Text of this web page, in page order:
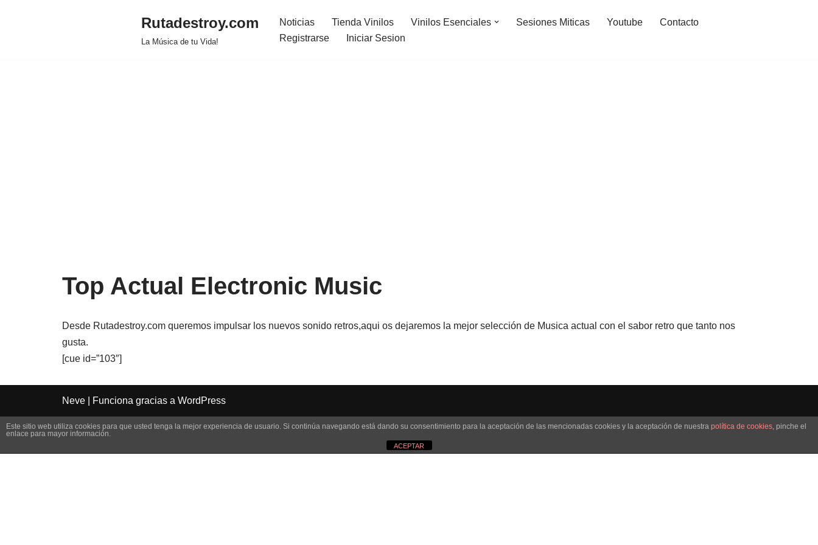
Rutadestroy.com
La Música de tu Vida!
Noticias Tienda Vinilos Vinilos Esenciales Sesiones Miticas Youtube
Contacto
Registrarse
Iniciar Sesion
Top Actual Electronic Music
Desde Rutadestroy.com queremos impulsar los nuevos sonido retros,aqui os dejaremos la mejor selección de Musica actual con el sabor retro que tanto nos
gusta.
[cue id=”103″]
Neve | Funciona gracias a WordPress
Este sitio web utiliza cookies para que usted tenga la mejor experiencia de usuario. Si continúa navegando está dando su consentimiento para la aceptación de las mencionadas cookies y la aceptación de nuestra política de cookies, pinche el
enlace para mayor información.
ACEPTAR